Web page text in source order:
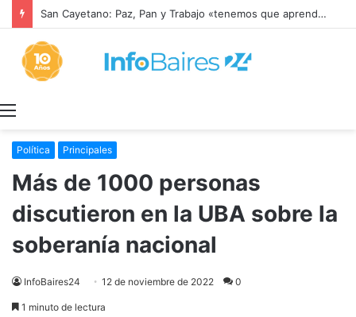
San Cayetano: Paz, Pan y Trabajo «tenemos que aprender a dialogar y a tratarnos bien» Mons. García Cuerva
Política Principales
Más de 1000 personas
discutieron en la UBA sobre la
soberanía nacional
InfoBaires24 12 de noviembre de 2022 0
1 minuto de lectura